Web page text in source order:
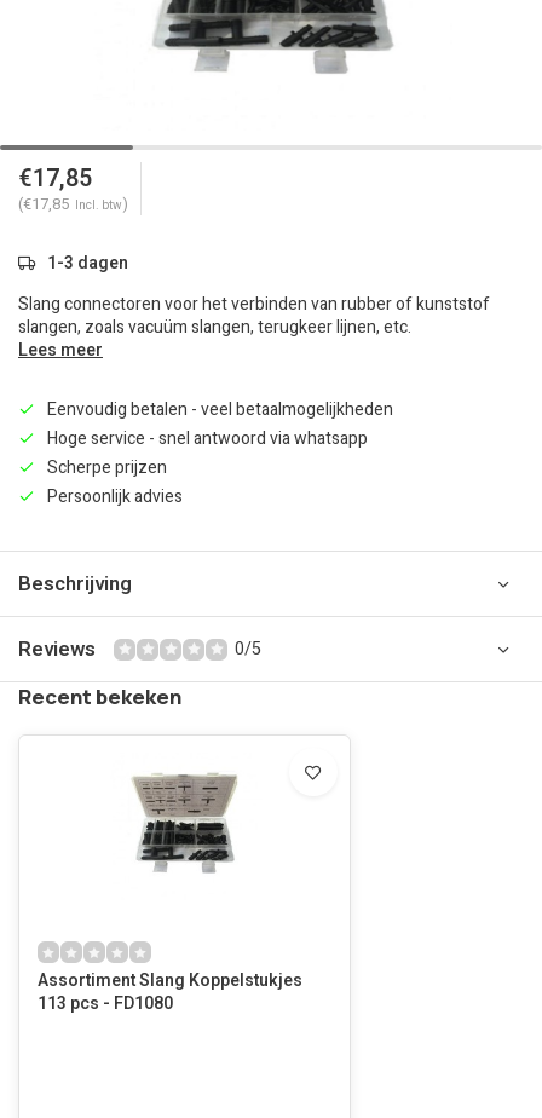
€17,85
(€17,85 Incl. btw)
1-3 dagen
Slang connectoren voor het verbinden van rubber of kunststof
slangen, zoals vacuüm slangen, terugkeer lijnen, etc.
Lees meer
Eenvoudig betalen - veel betaalmogelijkheden
Hoge service - snel antwoord via whatsapp
Scherpe prijzen
Persoonlijk advies
Beschrijving
Reviews 0/5
Recent bekeken
Assortiment Slang Koppelstukjes
113 pcs - FD1080